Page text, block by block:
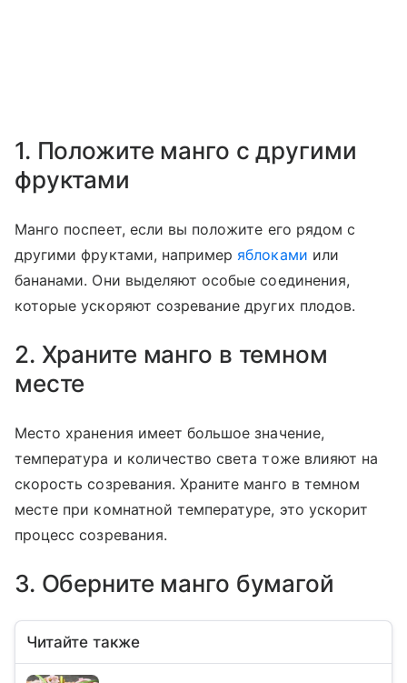
1. Положите манго с другими
фруктами
Манго поспеет, если вы положите его рядом с
другими фруктами, напримеряблоками или
бананами. Они выделяют особые соединения,
которые ускоряют созревание других плодов.
2. Храните манго в темном
месте
Место хранения имеет большое значение,
температура и количество света тоже влияют на
скорость созревания. Храните манго в темном
месте при комнатной температуре, это ускорит
процесс созревания.
3. Оберните манго бумагой
Читайте также